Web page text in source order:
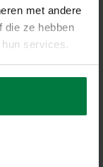
met andere
die ze hebben
services.